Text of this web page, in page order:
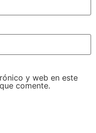
y web en este
comente.